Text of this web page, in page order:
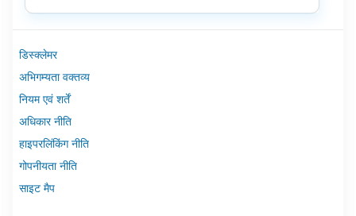
डिस्क्लेमर
अभिगम्यता वक्तव्य
नियम एवं शर्तें
अधिकार नीति
हाइपरलिंकिंग नीति
गोपनीयता नीति
साइट मैप